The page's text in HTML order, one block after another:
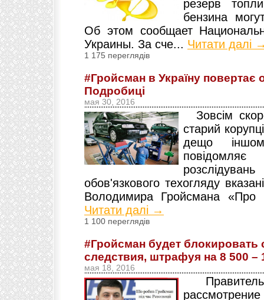
резерв
бензина
Об этом сообщает
Украины. За сче... Читати далі
1 175 переглядів
#Гройсман в Україну повертає
Подробиці
мая 30, 2016
Зовсім
старий
дещо
обов'язкового техогляду
Володимира Гройсмана «Про
Читати далі →
1 100 переглядів
#Гройсман будет блокировать
следствия, штрафуя на 8 500 –
мая 18, 2016